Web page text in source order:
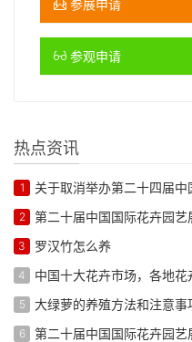
参展申请
参观申请
热点资讯
1 关于取消举办第二十四届
2 第二十届中国国际花卉园
3 罗汉竹怎么养
4 中国十大花卉市场，各地花
5 大绿萝的养殖方法和注意事
6 第二十届中国国际花卉园